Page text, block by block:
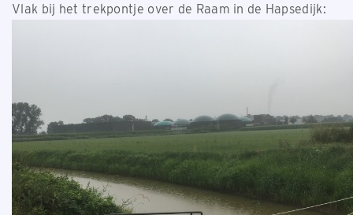
Vlak bij het trekpontje over de Raam in de Hapsedijk: